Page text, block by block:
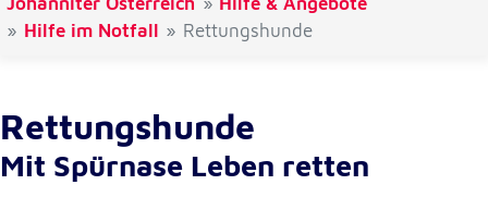
Hilfe im Notfall
Rettungshunde
Rettungshunde
Mit Spürnase Leben retten
Cookie Laufzeit:
Einverständnis-Cookie
Name: